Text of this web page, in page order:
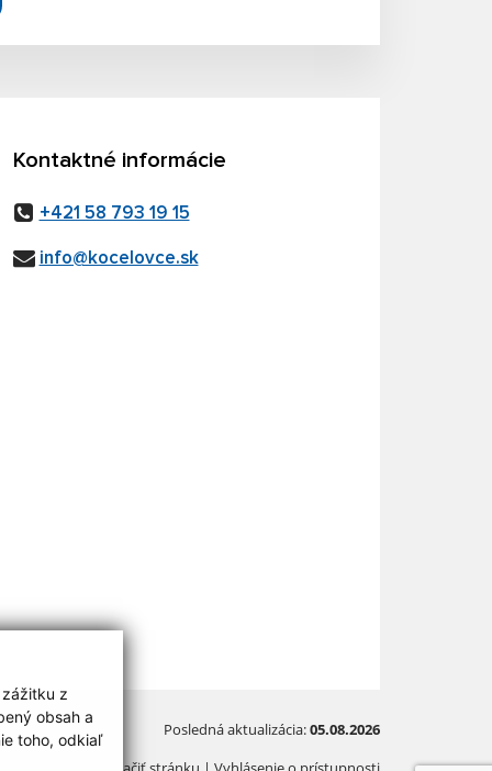
z
obsah a
toho, odkiaľ
Kontaktné informácie
+421 58 793 19 15
info@kocelovce.sk
Posledná aktualizácia:05.08.2026